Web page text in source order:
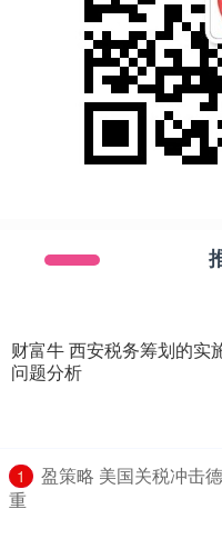
财富牛 西安税务筹划的实
问题分析
1
盈策略 美国关税冲击
重